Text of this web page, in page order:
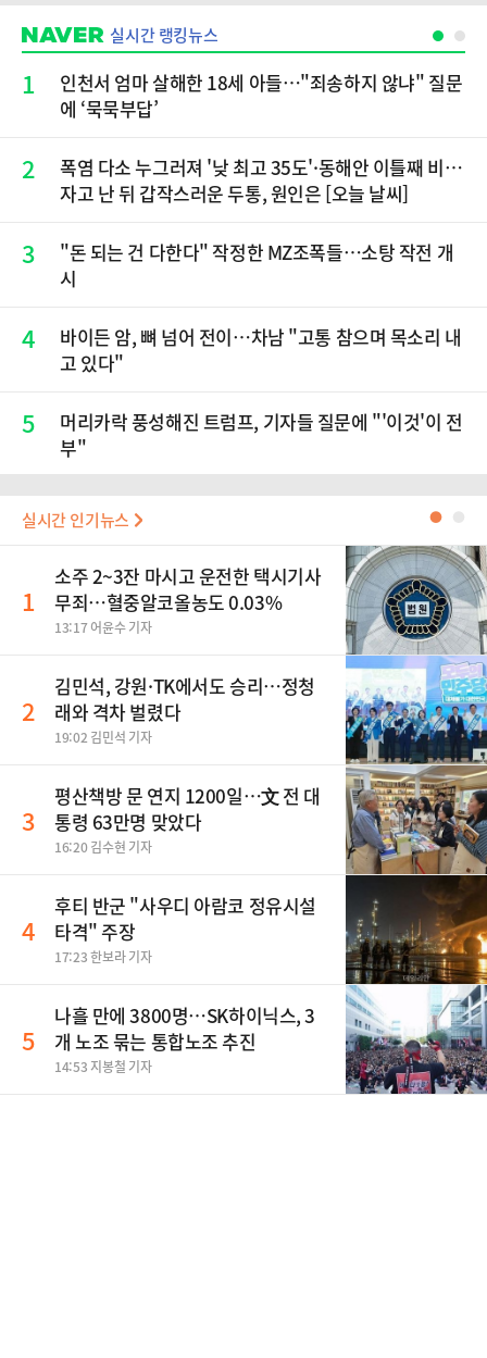
실시간 랭킹뉴스
1
인천서 엄마 살해한 18세 아들…"죄송하지 않냐" 질문
에 ‘묵묵부답’
2
폭염 다소 누그러져 '낮 최고 35도'·동해안 이틀째 비…
자고 난 뒤 갑작스러운 두통, 원인은 [오늘 날씨]
3
"돈 되는 건 다한다" 작정한 MZ조폭들…소탕 작전 개
시
4
바이든 암, 뼈 넘어 전이…차남 "고통 참으며 목소리 내
고 있다"
5
머리카락 풍성해진 트럼프, 기자들 질문에 "'이것'이 전
부"
실시간 인기뉴스 ●
1
소주 2~3잔 마시고 운전한 택시기사
무죄…혈중알코올농도 0.03%
13:17 어윤수 기자
2
김민석, 강원·TK에서도 승리…정청
래와 격차 벌렸다
19:02 김민석 기자
3
평산책방 문 연지 1200일…文 전 대
통령 63만명 맞았다
16:20 김수현 기자
4
후티 반군 "사우디 아람코 정유시설
타격" 주장
17:23 한보라 기자
5
나흘 만에 3800명…SK하이닉스, 3
개 노조 묶는 통합노조 추진
14:53 지봉철 기자